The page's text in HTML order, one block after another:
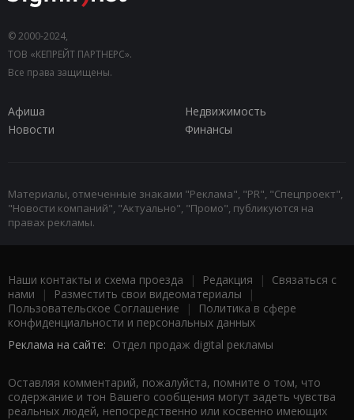
© 2000-2024,
ТОВ «КЕПРЕЙТ ПАРТНЕРС».
Все права защищены.
Афиша
Недвижимость
Новости
Финансы
Материалы, отмеченные знаками "Реклама", "PR", "Спецпроект",
"Новости компаний", "Актуально", "Промо", публикуются на
правах рекламы.
Наши контакты и схема проезда | Редакция | Связаться с
нами | Разместить свои видеоматериалы |
Пользовательское Соглашение |
Политика в сфере
конфиденциальности и персональных данных
Реклама на сайте: Отдел продаж digital рекламы
Оставляя комментарий, пожалуйста, помните о том, что
содержание и тон Вашего сообщения могут задеть чувства
реальных людей, непосредственно или косвенно имеющих